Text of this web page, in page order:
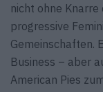
nicht ohne
progressive
Gemeinschaften.
Business – aber
American Pies